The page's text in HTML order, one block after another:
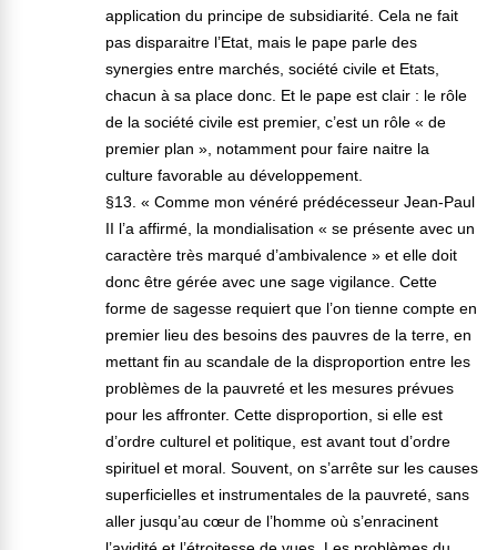
application du principe de subsidiarité. Cela ne fait
pas disparaitre l’Etat, mais le pape parle des
synergies entre marchés, société civile et Etats,
chacun à sa place donc. Et le pape est clair : le rôle
de la société civile est premier, c’est un rôle « de
premier plan », notamment pour faire naitre la
culture favorable au développement.
§13. « Comme mon vénéré prédécesseur Jean-Paul
II l’a affirmé, la mondialisation « se présente avec un
caractère très marqué d’ambivalence » et elle doit
donc être gérée avec une sage vigilance. Cette
forme de sagesse requiert que l’on tienne compte en
premier lieu des besoins des pauvres de la terre, en
mettant fin au scandale de la disproportion entre les
problèmes de la pauvreté et les mesures prévues
pour les affronter. Cette disproportion, si elle est
d’ordre culturel et politique, est avant tout d’ordre
spirituel et moral. Souvent, on s’arrête sur les causes
superficielles et instrumentales de la pauvreté, sans
aller jusqu’au cœur de l’homme où s’enracinent